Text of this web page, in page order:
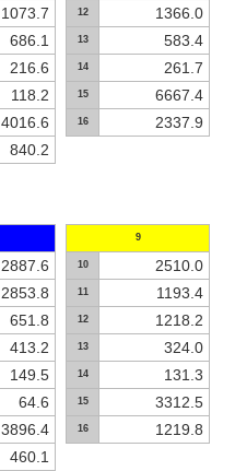
1073.7
686.1
216.6
118.2
4016.6
840.2
12 1366.0
13 583.4
14 261.7
15 6667.4
16 2337.9
2887.6
2853.8
651.8
413.2
149.5
64.6
3896.4
460.1
9
10 2510.0
11 1193.4
12 1218.2
13 324.0
14 131.3
15 3312.5
16 1219.8